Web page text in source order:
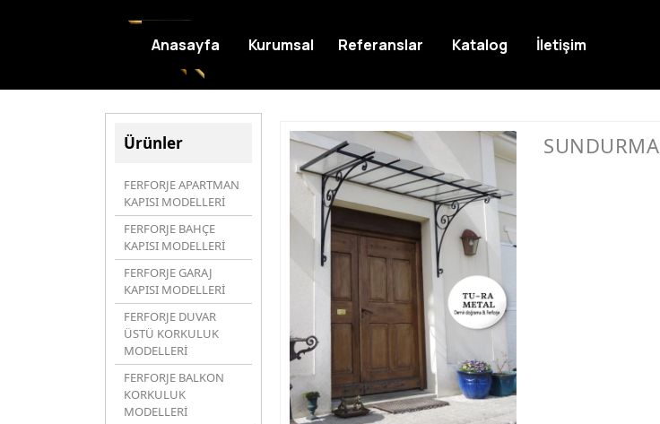
Ürünler
FERFORJE APARTMAN
KAPISI MODELLERİ
FERFORJE BAHÇE
KAPISI MODELLERİ
FERFORJE GARAJ
KAPISI MODELLERİ
FERFORJE DUVAR
ÜSTÜ KORKULUK
MODELLERİ
FERFORJE BALKON
KORKULUK
MODELLERİ
SUNDURMA
Anasayfa Kurumsal Referanslar Katalog İletişim